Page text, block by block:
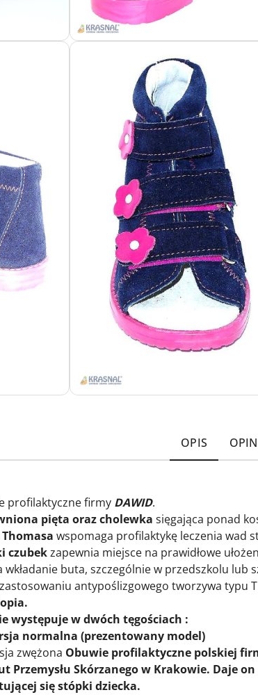
OPIS
profilaktyczne firmy DAWID.
pięta oraz cholewka sięgająca ponad
Thomasa wspomaga profilaktykę leczenia wad
czubekzapewnia miejsce na prawidłowe
wkładanie buta, szczególnie w przedszkolu
antypoślizgowego tworzywa typu
występuje w dwóch tęgościach :
normalna (prezentowany model)
zwężona Obuwie profilaktyczne polskiej
Przemysłu Skórzanego w Krakowie. Daje
się stópki dziecka.